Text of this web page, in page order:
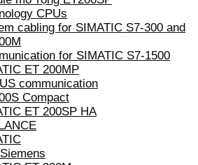
CPUs
cabling for SIMATIC S7-300 and
for SIMATIC S7-1500
ET 200MP
communication
Compact
ET 200SP HA